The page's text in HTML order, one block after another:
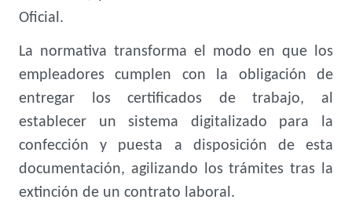
Oficial.
La normativa transforma el modo en que los
empleadores cumplen con la obligación de
entregar los certificados de trabajo, al
establecer un sistema digitalizado para la
confección y puesta a disposición de esta
documentación, agilizando los trámites tras la
extinción de un contrato laboral.